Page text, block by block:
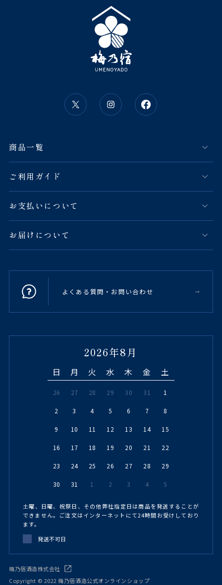
商品一覧
ご利用ガイド
お支払いについて
お届けについて
よくある質問・お問い合わせ
2026年8月
日 月 火 水 木 金 土
26 27 28 29 30 31 1
2 3 4 5 6 7 8
9 10 11 12 13 14 15
16 17 18 19 20 21 22
23 24 25 26 27 28 29
30 31 1 2 3 4 5
土曜、日曜、祝祭日、その他弊社指定日は商品を発送することが
できません。ご注文はインターネットにて24時間お受けしており
ます。
発送不可日
梅乃宿酒造株式会社
Copyright © 2022 梅乃宿酒造公式オンラインショップ